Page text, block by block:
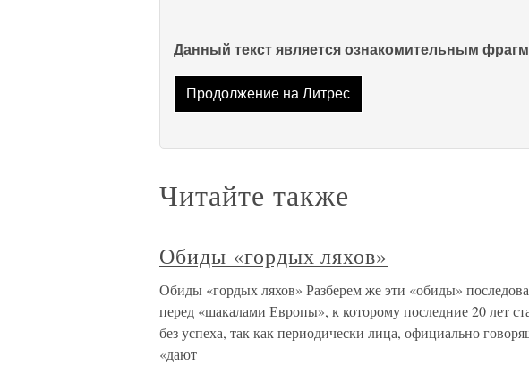
Данный текст является ознакомительным
Продолжение на Литрес
Читайте также
Обиды «гордых ляхов»
Обиды «гордых ляхов» Разберем же эти «обиды»
перед «шакалами Европы», к которому последние 20 лет
без успеха, так как периодически лица, официально
«дают